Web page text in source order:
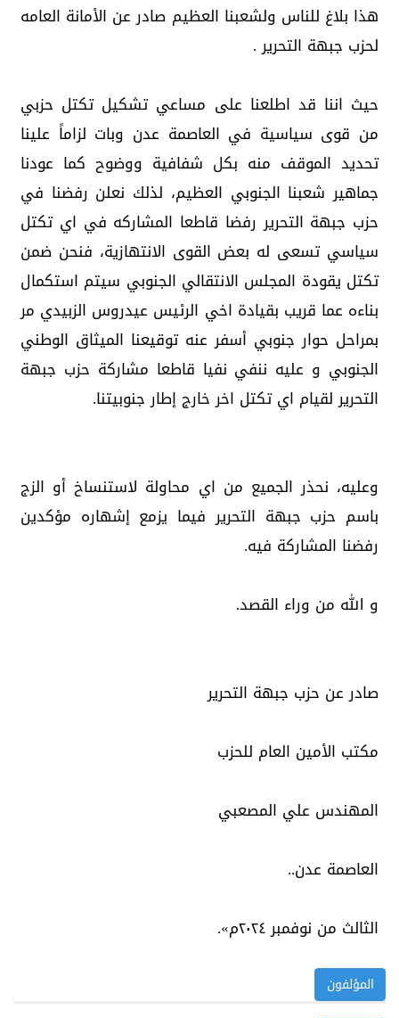
هذا بلاغ للناس ولشعبنا العظيم صادر عن الأمانة العامه
لحزب جبهة التحرير .
حيث اننا قد اطلعنا على مساعي تشكيل تكتل حزبي
من قوى سياسية في العاصمة عدن وبات لزاماً علينا
تحديد الموقف منه بكل شفافية ووضوح كما عودنا
جماهير شعبنا الجنوبي العظيم، لذلك نعلن رفضنا في
حزب جبهة التحرير رفضا قاطعا المشاركه في اي تكتل
سياسي تسعى له بعض القوى الانتهازية، فنحن ضمن
تكتل يقودة المجلس الانتقالي الجنوبي سيتم استكمال
بناءه عما قريب بقيادة اخي الرئيس عيدروس الزبيدي مر
بمراحل حوار جنوبي أسفر عنه توقيعنا الميثاق الوطني
الجنوبي و عليه ننفي نفيا قاطعا مشاركة حزب جبهة
التحرير لقيام اي تكتل اخر خارج إطار جنوبيتنا.
وعليه، نحذر الجميع من اي محاولة لاستنساخ أو الزج
باسم حزب جبهة التحرير فيما يزمع إشهاره مؤكدين
رفضنا المشاركة فيه.
و الله من وراء القصد.
صادر عن حزب جبهة التحرير
مكتب الأمين العام للحزب
المهندس علي المصعبي
العاصمة عدن..
الثالث من نوفمبر ٢٠٢٤م».
المؤلفون